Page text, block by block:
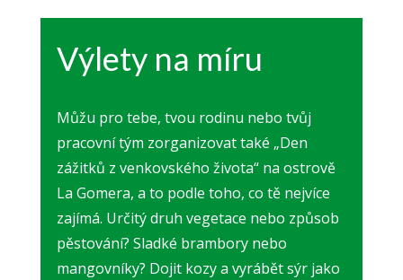
Výlety na míru
Můžu pro tebe, tvou rodinu nebo tvůj
pracovní tým zorganizovat také „Den
zážitků z venkovského života“ na ostrově
La Gomera, a to podle toho, co tě nejvíce
zajímá. Určitý druh vegetace nebo způsob
pěstování? Sladké brambory nebo
mangovníky? Dojit kozy a vyrábět sýr jako